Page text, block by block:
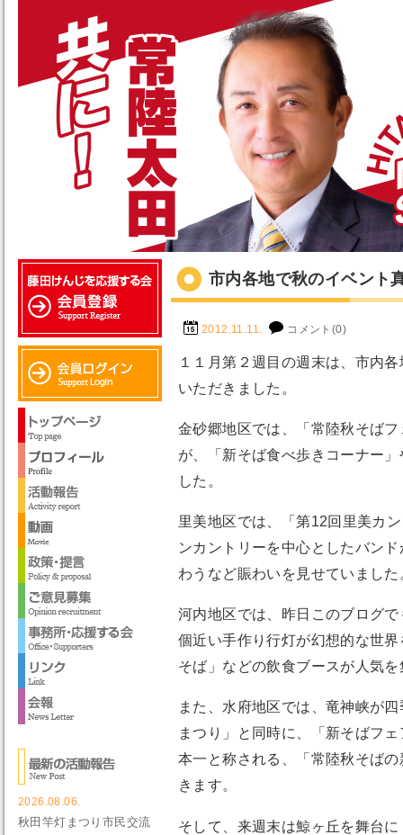
市内各地で秋のイベント
2012.11.11. コメント(0)
１１月第２週目の週末は、市内
いただきました。
金砂郷地区では、「常陸秋そば
が、「新そば食べ歩きコーナー
した。
里美地区では、「第12回里美カ
ンカントリーを中心としたバン
わうなど賑わいを見せていました
河内地区では、昨日このブログ
個近い手作り行灯が幻想的な世
そば」などの飲食ブースが人気
また、水府地区では、竜神峡が
まつり」と同時に、「新そばフ
本一と称される、「常陸秋そば
きます。
そして、来週末は鯨ヶ丘を舞台
2026.08.06.
秋田竿灯まつり市民交流